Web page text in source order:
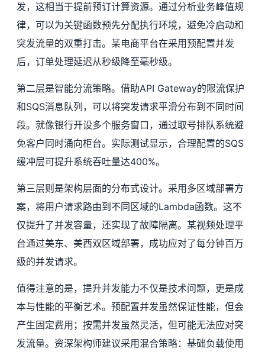
发，这相当于提前预订计算资源。通过分析业务峰值规
律，可以为关键函数预先分配执行环境，避免冷启动和
突发流量的双重打击。某电商平台在采用预配置并发
后，订单处理延迟从秒级降至毫秒级。
第二层是智能分流策略。借助API Gateway的限流保护
和SQS消息队列，可以将突发请求平滑分布到不同时间
段。就像银行开设多个服务窗口，通过取号排队系统避
免客户同时涌向柜台。实际测试显示，合理配置的SQS
缓冲层可提升系统吞吐量达400%。
第三层则是架构层面的分布式设计。采用多区域部署方
案，将用户请求路由到不同区域的Lambda函数。这不
仅提升了并发容量，还实现了故障隔离。某视频处理平
台通过美东、美西双区域部署，成功应对了每分钟百万
级的并发请求。
值得注意的是，提升并发能力不仅是技术问题，更是成
本与性能的平衡艺术。预配置并发虽然保证性能，但会
产生固定费用；按需并发虽然灵活，但可能无法应对突
发流量。资深架构师建议采用混合策略：基础负载使用